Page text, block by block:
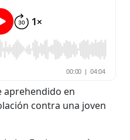
aprehendido en
contra una joven